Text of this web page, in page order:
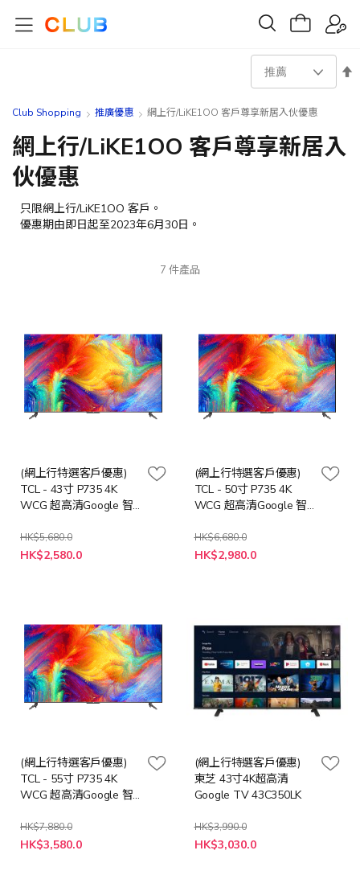
Club Shopping 推廣優惠 網上行/LiKE1OO 客戶尊享新居入伙優惠
網上行/LiKE1OO 客戶尊享新居入
伙優惠
只限網上行/LiKE1OO 客戶。
優惠期由即日起至2023年6月30日。
7 件產品
設
(網上行特選客戶優惠)
TCL - 43寸 P735 4K
WCG 超高清Google 智
HK$5,680.0
特
殊
HK$2,580.0
(網上行特選客戶優惠)
TCL - 50寸 P735 4K
WCG 超高清Google 智
HK$6,680.0
特
殊
HK$2,980.0
(網上行特選客戶優惠)
TCL - 55寸 P735 4K
WCG 超高清Google 智
HK$7,880.0
特
殊
HK$3,580.0
(網上行特選客戶優惠)
東芝 43寸4K超高清
Google TV 43C350LK
HK$3,990.0
特
殊
HK$3,030.0